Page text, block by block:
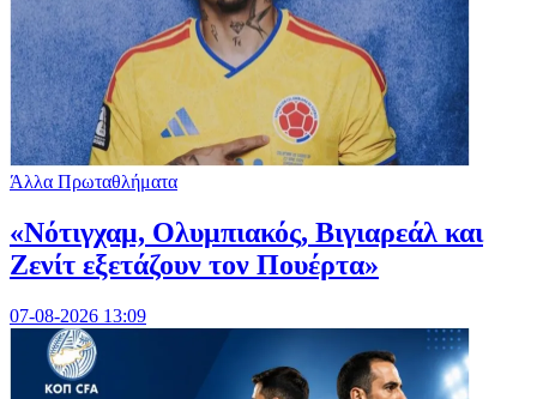
Άλλα Πρωταθλήματα
«Νότιγχαμ, Ολυμπιακός, Βιγιαρεάλ και
Ζενίτ εξετάζουν τον Πουέρτα»
07-08-2026 13:09